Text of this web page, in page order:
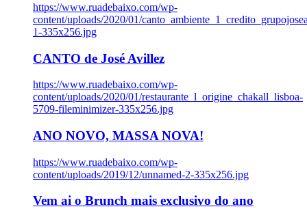
https://www.ruadebaixo.com/wp-
content/uploads/2020/01/
1-335x256.jpg
CANTO de José Avillez
https://www.ruadebaixo.com/wp-
content/uploads/2020/01/restaurante_l_origine_chakall_lisboa-
5709-fileminimizer-335x256.jpg
ANO NOVO, MASSA NOVA!
https://www.ruadebaixo.com/wp-
content/uploads/2019/12/unnamed-2-335x256.jpg
Vem ai o Brunch mais exclusivo do ano